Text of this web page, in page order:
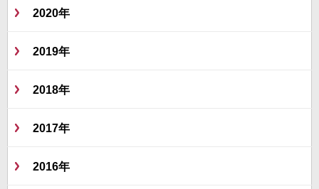
2020年
2019年
2018年
2017年
2016年